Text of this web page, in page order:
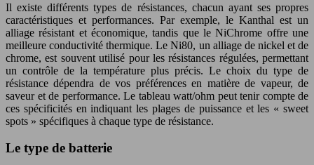
Il existe différents types de résistances, chacun ayant ses propres
caractéristiques et performances. Par exemple, le Kanthal est un
alliage résistant et économique, tandis que le NiChrome offre une
meilleure conductivité thermique. Le Ni80, un alliage de nickel et de
chrome, est souvent utilisé pour les résistances régulées, permettant
un contrôle de la température plus précis. Le choix du type de
résistance dépendra de vos préférences en matière de vapeur, de
saveur et de performance. Le tableau watt/ohm peut tenir compte de
ces spécificités en indiquant les plages de puissance et les « sweet
spots » spécifiques à chaque type de résistance.
Le type de batterie